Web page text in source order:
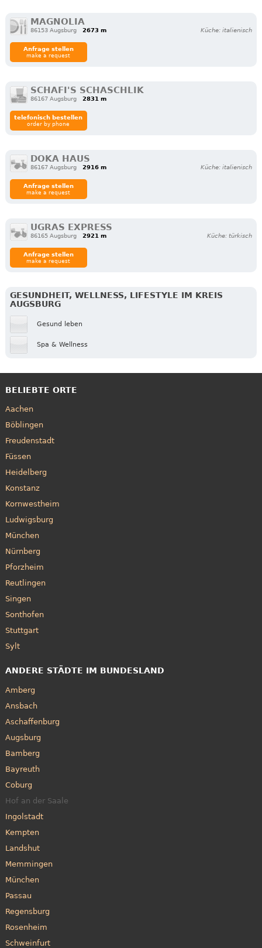
MAGNOLIA
86153 Augsburg 2673 m Küche: italienisch
Anfrage stellen
make a request
SCHAFI'S SCHASCHLIK
86167 Augsburg 2831 m
telefonisch bestellen
order by phone
DOKA HAUS
86167 Augsburg 2916 m Küche: italienisch
Anfrage stellen
make a request
UGRAS EXPRESS
86165 Augsburg 2921 m Küche: türkisch
Anfrage stellen
make a request
GESUNDHEIT, WELLNESS, LIFESTYLE IM KREIS
AUGSBURG
Gesund leben
Spa & Wellness
BELIEBTE ORTE
Aachen
Böblingen
Freudenstadt
Füssen
Heidelberg
Konstanz
Kornwestheim
Ludwigsburg
München
Nürnberg
Pforzheim
Reutlingen
Singen
Sonthofen
Stuttgart
Sylt
ANDERE STÄDTE IM BUNDESLAND
Amberg
Ansbach
Aschaffenburg
Augsburg
Bamberg
Bayreuth
Coburg
Hof an der Saale
Ingolstadt
Kempten
Landshut
Memmingen
München
Passau
Regensburg
Rosenheim
Schweinfurt